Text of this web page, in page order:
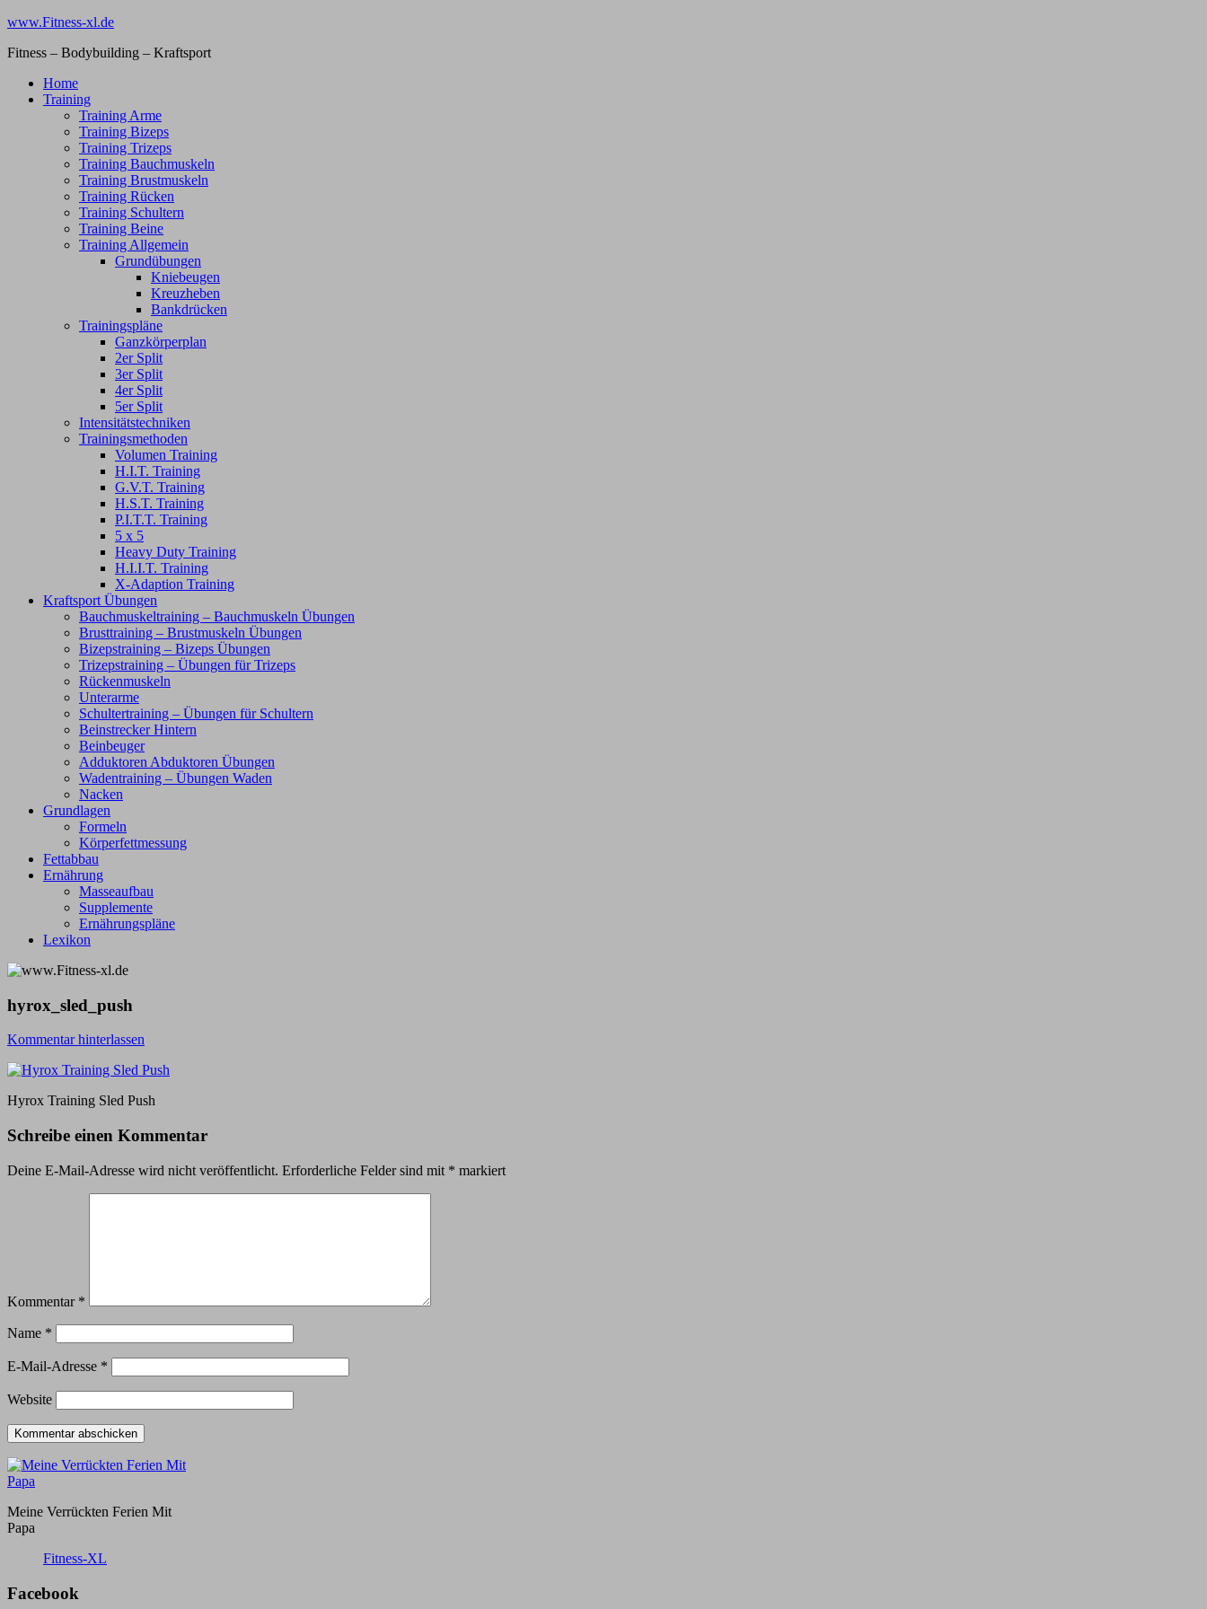
Zum
springen
www.Fitness-xl.de
Fitness – Bodybuilding – Kraftsport
Home
Training
Training Arme
Training Bizeps
Training Trizeps
Training Bauchmuskeln
Training Brustmuskeln
Training Rücken
Training Schultern
Training Beine
Training Allgemein
Grundübungen
Kniebeugen
Kreuzheben
Bankdrücken
Trainingspläne
Ganzkörperplan
2er Split
3er Split
4er Split
5er Split
Intensitätstechniken
Trainingsmethoden
Volumen Training
H.I.T. Training
G.V.T. Training
H.S.T. Training
P.I.T.T. Training
5 x 5
Heavy Duty Training
H.I.I.T. Training
X-Adaption Training
Kraftsport Übungen
Bauchmuskeltraining – Bauchmuskeln Übungen
Brusttraining – Brustmuskeln Übungen
Bizepstraining – Bizeps Übungen
Trizepstraining – Übungen für Trizeps
Rückenmuskeln
Unterarme
Schultertraining – Übungen für Schultern
Beinstrecker Hintern
Beinbeuger
Adduktoren Abduktoren Übungen
Wadentraining – Übungen Waden
Nacken
Grundlagen
Formeln
Körperfettmessung
Fettabbau
Ernährung
Masseaufbau
Supplemente
Ernährungspläne
Lexikon
hyrox_sled_push
Kommentar hinterlassen
Hyrox Training Sled Push
Schreibe einen Kommentar
Deine E-Mail-Adresse wird nicht veröffentlicht. Erforderliche Felder sind mit * markiert
Kommentar *
Name *
E-Mail-Adresse *
Website
Meine Verrückten Ferien Mit
Papa
Fitness-XL
Facebook